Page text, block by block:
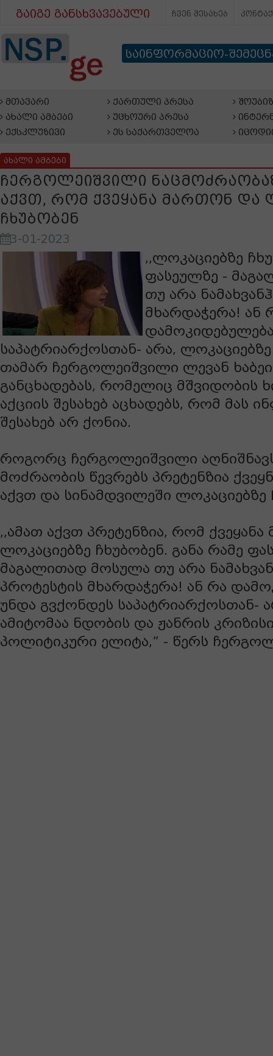
გაიგე განსხვავებული ჩვენ შესახებ
საინფორმაციო-
მთავარი
ახალი ამბები
ექსკლუზივი
ქართული პრესა
უცხოური პრესა
ეს საქართველოა
ახალი ამბები
ჩერგოლეიშვილი
აქვთ, რომ ქვეყანა მართონ და
ჩხუბობენ
3-01-2023
,,ლოკაციებზე
ფასეულზე -
თუ არა
მხარდაჭერა! ან
საპატრიარქოსთან- არა,
თამარ ჩერგოლეიშვილი ლევან
განცხადებას, რომელიც მშვიდობის
აქციის შესახებ აცხადებს, რომ მას
შესახებ არ ქონია.
როგორც ჩერგოლეიშვილი
მოძრაობის წევრებს პრეტენზია
აქვთ და სინამდვილეში ლოკაციებზე
,,ამათ აქვთ პრეტენზია, რომ
ლოკაციებზე ჩხუბობენ. განა რამე
მაგალითად მოსულა თუ არა
პროტესტის მხარდაჭერა! ან რა
უნდა გვქონდეს საპატრიარქოსთან-
ამიტომაა ნდობის და ჟანრის
პოლიტიკური ელიტა,” - წერს